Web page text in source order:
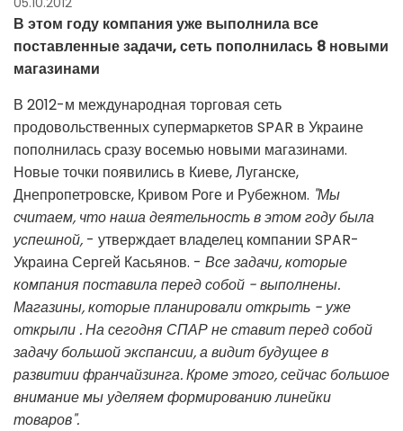
В этом году компания уже выполнила все
поставленные задачи, сеть пополнилась 8 новыми
магазинами
В 2012-м международная торговая сеть
продовольственных супермаркетов SPAR в Украине
пополнилась сразу восемью новыми магазинами.
Новые точки появились в Киеве, Луганске,
Днепропетровске, Кривом Роге и Рубежном. "Мы
считаем, что наша деятельность в этом году была
успешной, - утверждает владелец компании SPAR-
Украина Сергей Касьянов. - Все задачи, которые
компания поставила перед собой - выполнены.
Магазины, которые планировали открыть - уже
открыли . На сегодня СПАР не ставит перед собой
задачу большой экспансии, а видит будущее в
развитии франчайзинга. Кроме этого, сейчас большое
внимание мы уделяем формированию линейки
товаров".